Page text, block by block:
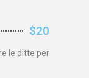
$20
le ditte per